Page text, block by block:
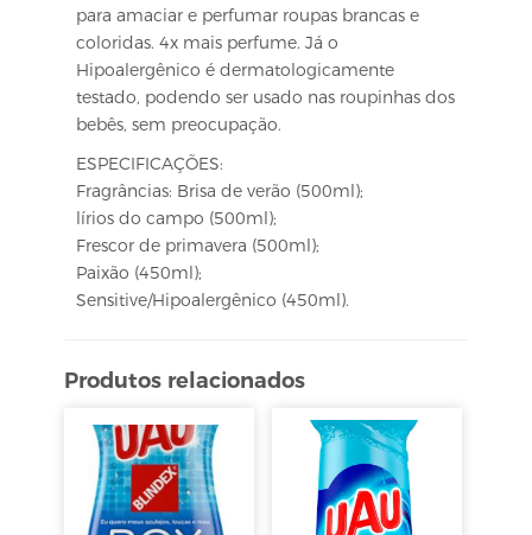
para amaciar e perfumar roupas brancas e
coloridas. 4x mais perfume. Já o
Hipoalergênico é dermatologicamente
testado, podendo ser usado nas roupinhas dos
bebês, sem preocupação.
ESPECIFICAÇÕES:
Fragrâncias: Brisa de verão (500ml);
lírios do campo (500ml);
Frescor de primavera (500ml);
Paixão (450ml);
Sensitive/Hipoalergênico (450ml).
Produtos relacionados